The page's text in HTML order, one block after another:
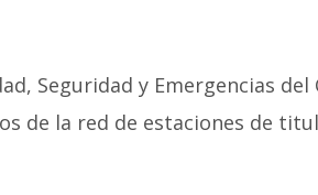
Seguridad y Emergencias
de la red de estaciones de